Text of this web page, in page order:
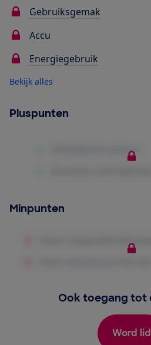
Gebruiksgemak
Accu
Energiegebruik
Bekijk alles
Pluspunten
Minpunten
Ook toegang tot
Word lid